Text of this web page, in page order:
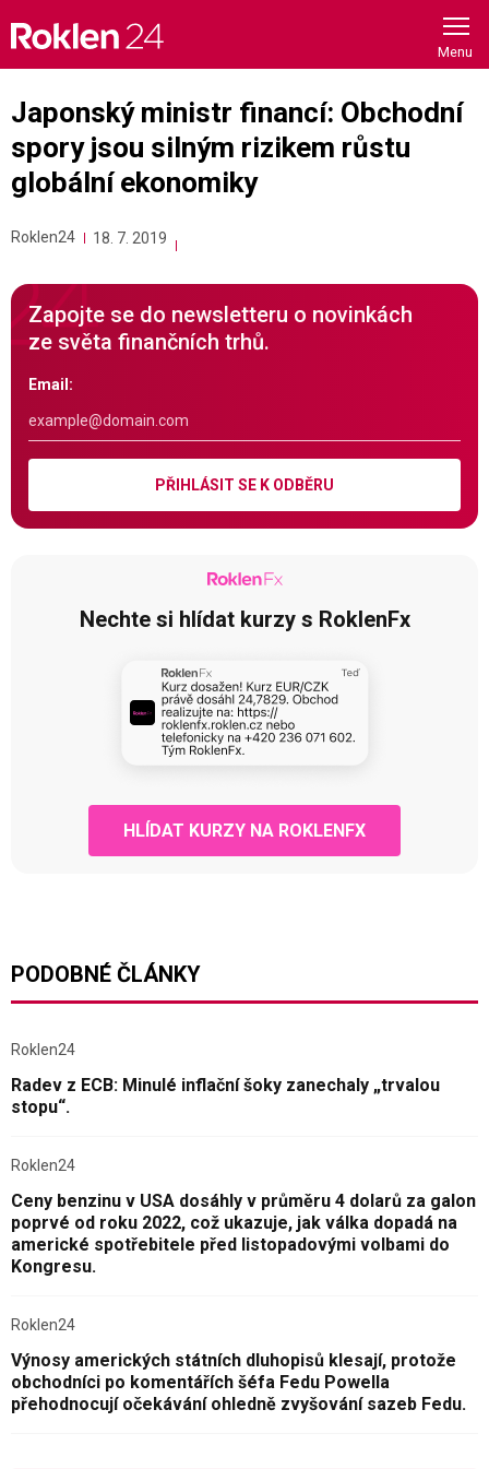
content
Japonský ministr financí: Obchodní
spory jsou silným rizikem růstu
globální ekonomiky
Roklen24 18. 7. 2019
Zapojte se do newsletteru o novinkách
ze světa finančních trhů.
Email:
PŘIHLÁSIT SE K ODBĚRU
Nechte si hlídat kurzy s RoklenFx
HLÍDAT KURZY NA ROKLENFX
PODOBNÉ ČLÁNKY
Roklen24
Radev z ECB: Minulé inflační šoky zanechaly „trvalou
stopu“.
Roklen24
Ceny benzinu v USA dosáhly v průměru 4 dolarů za galon
poprvé od roku 2022, což ukazuje, jak válka dopadá na
americké spotřebitele před listopadovými volbami do
Kongresu.
Roklen24
Výnosy amerických státních dluhopisů klesají, protože
obchodníci po komentářích šéfa Fedu Powella
přehodnocují očekávání ohledně zvyšování sazeb Fedu.